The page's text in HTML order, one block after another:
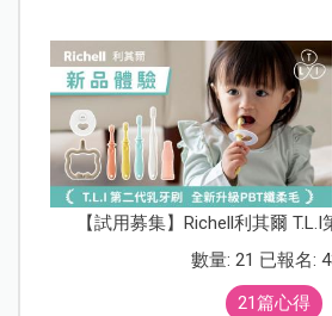
【試用募集】Richell利其爾
數量: 21 已報名:
21篇心得